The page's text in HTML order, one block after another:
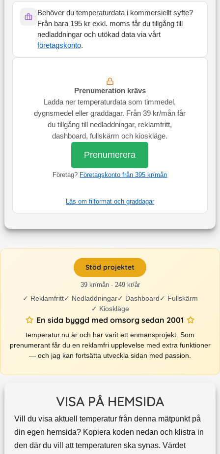
Behöver du temperaturdata i kommersiellt syfte?
Från bara 195 kr exkl. moms får du tillgång till
nedladdningar och utökad data via vårt
företagskonto.
Prenumeration krävs
Ladda ner temperaturdata som timmedel,
dygnsmedel eller graddagar. Från 39 kr/mån får
du tillgång till nedladdningar, reklamfritt,
dashboard, fullskärm och kioskläge.
Prenumerera
Företag? Företagskonto från 395 kr/mån
Läs om filformat och graddagar
Stöd projektet
39 kr/mån · 249 kr/år
✓ Reklamfritt✓ Nedladdningar✓ Dashboard✓ Fullskärm
✓ Kioskläge
En sida byggd med omsorg sedan 2001
temperatur.nu är och har varit ett enmansprojekt. Som
prenumerant får du en reklamfri upplevelse med extra funktioner
— och jag kan fortsätta utveckla sidan med passion.
VISA PÅ HEMSIDA
Vill du visa aktuell temperatur från denna mätpunkt på
din egen hemsida? Kopiera koden nedan och klistra in
den där du vill att temperaturen ska synas. Värdet